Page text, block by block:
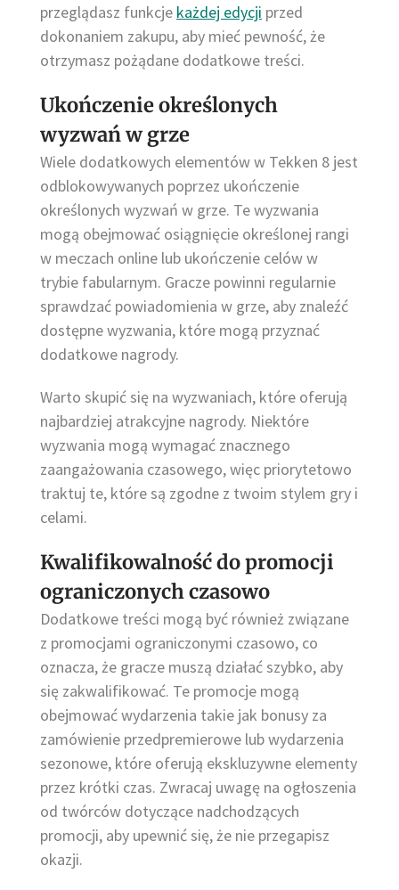
przeglądasz funkcje każdej edycji przed
dokonaniem zakupu, aby mieć pewność, że
otrzymasz pożądane dodatkowe treści.
Ukończenie określonych
wyzwań w grze
Wiele dodatkowych elementów w Tekken 8 jest
odblokowywanych poprzez ukończenie
określonych wyzwań w grze. Te wyzwania
mogą obejmować osiągnięcie określonej rangi
w meczach online lub ukończenie celów w
trybie fabularnym. Gracze powinni regularnie
sprawdzać powiadomienia w grze, aby znaleźć
dostępne wyzwania, które mogą przyznać
dodatkowe nagrody.
Warto skupić się na wyzwaniach, które oferują
najbardziej atrakcyjne nagrody. Niektóre
wyzwania mogą wymagać znacznego
zaangażowania czasowego, więc priorytetowo
traktuj te, które są zgodne z twoim stylem gry i
celami.
Kwalifikowalność do promocji
ograniczonych czasowo
Dodatkowe treści mogą być również związane
z promocjami ograniczonymi czasowo, co
oznacza, że gracze muszą działać szybko, aby
się zakwalifikować. Te promocje mogą
obejmować wydarzenia takie jak bonusy za
zamówienie przedpremierowe lub wydarzenia
sezonowe, które oferują ekskluzywne elementy
przez krótki czas. Zwracaj uwagę na ogłoszenia
od twórców dotyczące nadchodzących
promocji, aby upewnić się, że nie przegapisz
okazji.